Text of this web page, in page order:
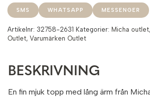
SMS WHATSAPP MESSENGER
Artikelnr: 32758-2631 Kategorier: Micha outlet,
Outlet, Varumärken Outlet
BESKRIVNING
En fin mjuk topp med lång ärm från